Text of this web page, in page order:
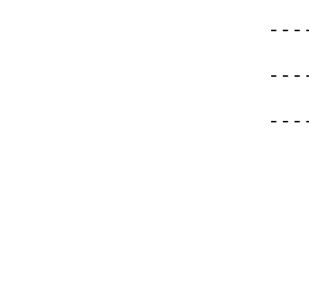
- - -
- - -
- - -